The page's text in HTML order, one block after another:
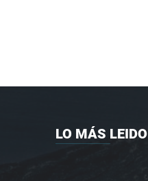
LO MÁS LEIDO